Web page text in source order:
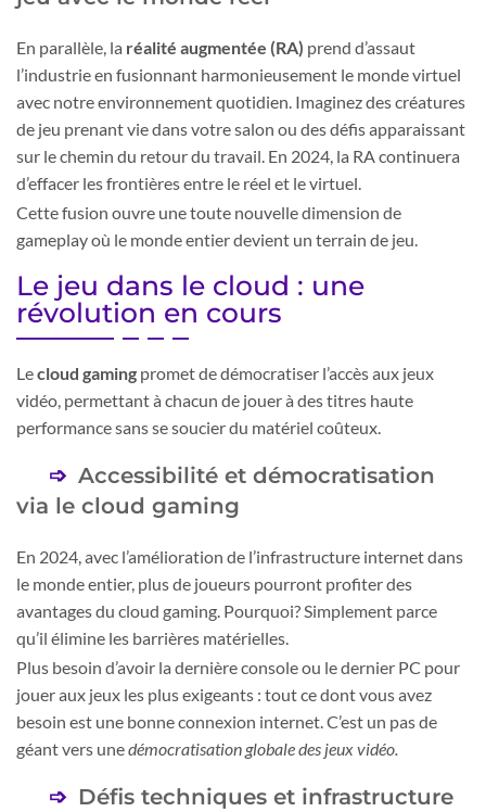
En parallèle, la réalité augmentée (RA) prend d’assaut
l’industrie en fusionnant harmonieusement le monde virtuel
avec notre environnement quotidien. Imaginez des créatures
de jeu prenant vie dans votre salon ou des défis apparaissant
sur le chemin du retour du travail. En 2024, la RA continuera
d’effacer les frontières entre le réel et le virtuel.
Cette fusion ouvre une toute nouvelle dimension de
gameplay où le monde entier devient un terrain de jeu.
Le jeu dans le cloud : une
révolution en cours
Lecloud gaming promet de démocratiser l’accès aux jeux
vidéo, permettant à chacun de jouer à des titres haute
performance sans se soucier du matériel coûteux.
Accessibilité et démocratisation
via le cloud gaming
En 2024, avec l’amélioration de l’infrastructure internet dans
le monde entier, plus de joueurs pourront profiter des
avantages du cloud gaming. Pourquoi? Simplement parce
qu’il élimine les barrières matérielles.
Plus besoin d’avoir la dernière console ou le dernier PC pour
jouer aux jeux les plus exigeants : tout ce dont vous avez
besoin est une bonne connexion internet. C’est un pas de
géant vers unedémocratisation globale des jeux vidéo.
Défis techniques et infrastructure